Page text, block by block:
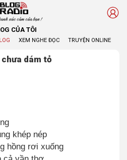
xúc cảm của bạn !
CỦA TÔI
XEM NGHE ĐỌC TRUYỆN ONLINE
dám tỏ
khép nép
hồng rơi xuống